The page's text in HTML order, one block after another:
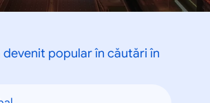
devenit popular în căutări în